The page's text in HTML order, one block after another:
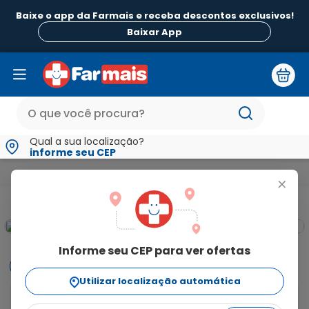
Baixe o app da Farmais e receba descontos exclusivos!
Baixar App
Qual a sua localização?
informe seu CEP
+
Informe seu CEP para ver ofertas
Utilizar localização automática
Quetros
Informações
Para o que é indicado?